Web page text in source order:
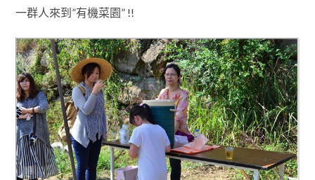
一群人來到”有機菜園” !!